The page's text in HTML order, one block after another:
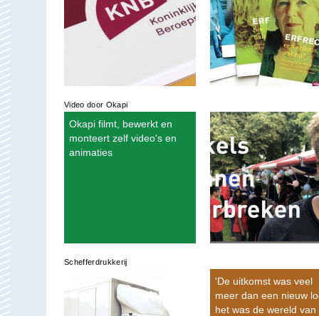
Video door Okapi
Okapi filmt, bewerkt en
monteert zelf video's en
animaties
Schefferdrukkerij
'De uitkomst was veel
meer dan een nieuw
het was de wereld van